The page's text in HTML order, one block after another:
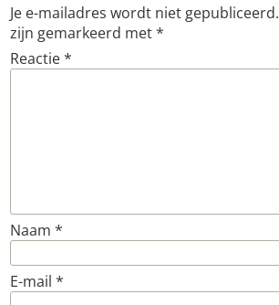
Je e-mailadres wordt niet gepubliceerd.
zijn gemarkeerd met*
Reactie*
Naam *
E-mail *